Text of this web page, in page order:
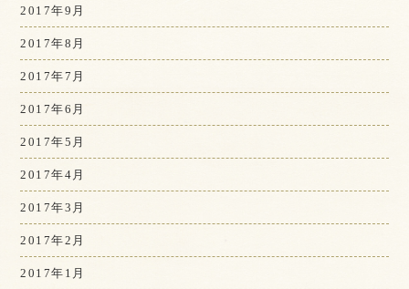
2017年9月
2017年8月
2017年7月
2017年6月
2017年5月
2017年4月
2017年3月
2017年2月
2017年1月